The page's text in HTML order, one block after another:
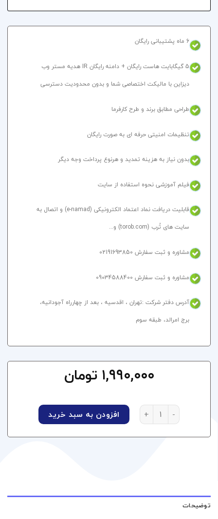
6 ماه پشتیبانی رایگان
5 گیگابایت هاست رایگان + دامنه رایگان IR هدیه مستر وب
دیزاین با مالیکت اختصاصی شما و بدون محدودیت دسترسی
طراحی مطابق برند و طرح کارفرما
تنظیمات امنیتی حرفه ای به صورت رایگان
بدون نیاز به هزینه تمدید و هرنوع پرداخت وجه دیگر
فیلم آموزشی نحوه استفاده از سایت
قابلیت دریافت نماد اعتماد الکترونیکی (e-namad) و اتصال به
سایت های تُرب (torob.com) و...
مشاوره و ثبت سفارش 02191693850
مشاوره و ثبت سفارش 09034588400
آدرس دفتر شرکت :تهران ، اقدسیه ، بعد از چهارراه آجودانیه،
برج امرالد، طبقه سوم​
۱,۹۹۰,۰۰۰ تومان
طراحی سایت پزشکی طرح مدیکر عدد
افزودن به سبد خرید
توضیحات